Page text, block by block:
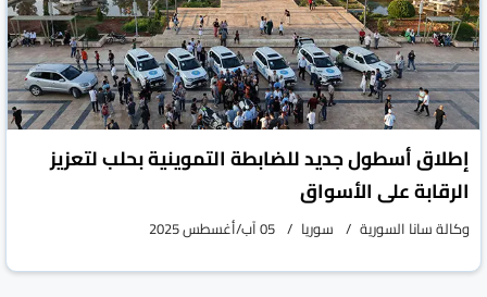
إطلاق أسطول جديد للضابطة التموينية بحلب لتعزيز
الرقابة على الأسواق
وكالة سانا السورية سوريا 05 آب/أغسطس 2025